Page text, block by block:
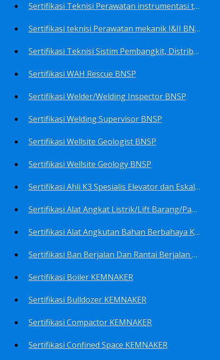
Sertifikasi Teknisi Perawatan instrumentasi tingkat I BNSP
Sertifikasi teknisi Perawatan mekanik I&II BNSP
Sertifikasi Teknisi Sistim Pembangkit, Distribusi, Utilitas BNSP
Sertifikasi WAH Rescue BNSP
Sertifikasi Welder/Welding Inspector BNSP
Sertifikasi Welding Supervisor BNSP
Sertifikasi Wellsite Geologist BNSP
Sertifikasi Wellsite Geology BNSP
Sertifikasi Ahli K3 Spesialis Elevator dan Eskalator KEMNAKER
Sertifikasi Alat Angkat Listrik/Lift Barang/Passenger Hoist KEMNAKER
Sertifikasi Alat Angkutan Bahan Berbahaya KEMNAKER
Sertifikasi Ban Berjalan Dan Rantai Berjalan KEMNAKER
Sertifikasi Boiler KEMNAKER
Sertifikasi Bulldozer KEMNAKER
Sertifikasi Compactor KEMNAKER
Sertifikasi Confined Space KEMNAKER